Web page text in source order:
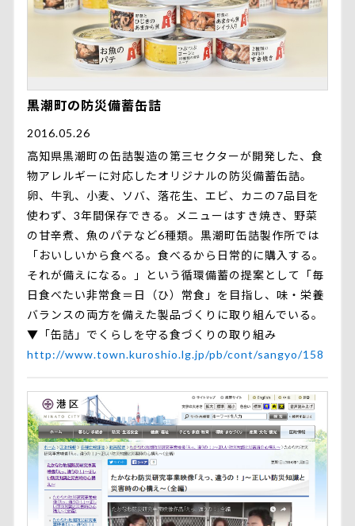
黒潮町の防災備蓄缶詰
2016.05.26
高知県黒潮町の缶詰製造の第三セクターが開発した、食
物アレルギーに対応したオリジナルの防災備蓄缶詰。
卵、牛乳、小麦、ソバ、落花生、エビ、カニの7品目を
使わず、3年間保存できる。メニューはすき焼き、野菜
の甘辛煮、魚のパテなど6種類。黒潮町缶詰製作所では
「おいしいから食べる。食べるから日常的に購入する。
それが備えになる。」という循環備蓄の提案として「毎
日食べたい非常食＝日（ひ）常食」を目指し、味・栄養
バランスの両方を備えた製品づくりに取り組んでいる。
▼「缶詰」でくらしを守る食づくりの取り組み
http://www.town.kuroshio.lg.jp/pb/cont/sangyo/158